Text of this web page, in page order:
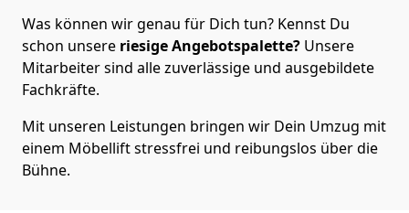
Was können wir genau für Dich tun? Kennst Du
schon unsere riesige Angebotspalette? Unsere
Mitarbeiter sind alle zuverlässige und ausgebildete
Fachkräfte.
Mit unseren Leistungen bringen wir Dein Umzug mit
einem Möbellift stressfrei und reibungslos über die
Bühne.